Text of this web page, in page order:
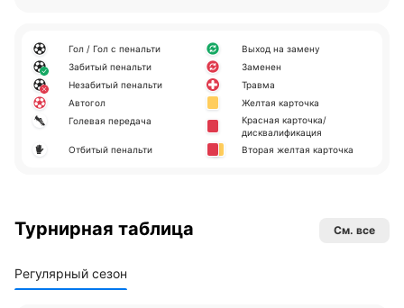
Гол / Гол с пенальти
Забитый пенальти
Незабитый пенальти
Автогол
Голевая передача
Отбитый пенальти
Выход на замену
Заменен
Травма
Желтая карточка
Красная карточка/
дисквалификация
Вторая желтая карточка
Турнирная таблица См. все
Регулярный сезон